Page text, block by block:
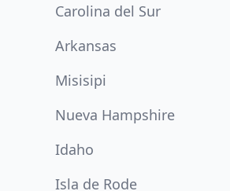
Carolina del Sur
Arkansas
Misisipi
Nueva Hampshire
Idaho
Isla de Rode